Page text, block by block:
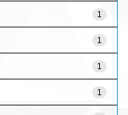
1
1
1
1